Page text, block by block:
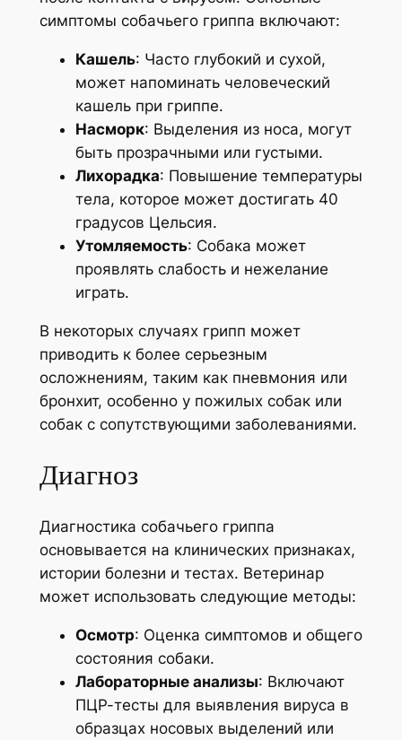
симптомы собачьего гриппа включают:
Кашель: Часто глубокий и сухой,
может напоминать человеческий
кашель при гриппе.
Насморк: Выделения из носа, могут
быть прозрачными или густыми.
Лихорадка: Повышение температуры
тела, которое может достигать 40
градусов Цельсия.
Утомляемость: Собака может
проявлять слабость и нежелание
играть.
В некоторых случаях грипп может
приводить к более серьезным
осложнениям, таким как пневмония или
бронхит, особенно у пожилых собак или
собак с сопутствующими заболеваниями.
Диагноз
Диагностика собачьего гриппа
основывается на клинических признаках,
истории болезни и тестах. Ветеринар
может использовать следующие методы:
Осмотр: Оценка симптомов и общего
состояния собаки.
Лабораторные анализы: Включают
ПЦР-тесты для выявления вируса в
образцах носовых выделений или